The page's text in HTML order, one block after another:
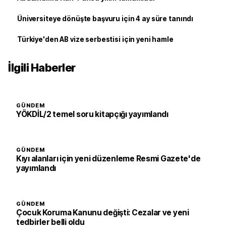
Üniversiteye dönüşte başvuru için 4 ay süre tanındı
Türkiye'den AB vize serbestisi için yeni hamle
İlgili Haberler
GÜNDEM
YÖKDİL/2 temel soru kitapçığı yayımlandı
GÜNDEM
Kıyı alanları için yeni düzenleme Resmi Gazete'de
yayımlandı
GÜNDEM
Çocuk Koruma Kanunu değişti: Cezalar ve yeni
tedbirler belli oldu